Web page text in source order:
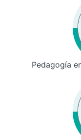
Pedagogía